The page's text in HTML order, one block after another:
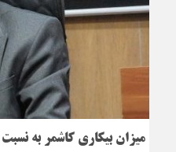
میزان بیکاری کاشمر به